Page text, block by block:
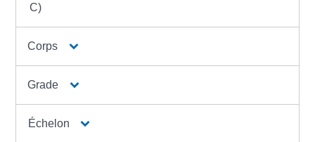
C)
Corps
Grade
Échelon